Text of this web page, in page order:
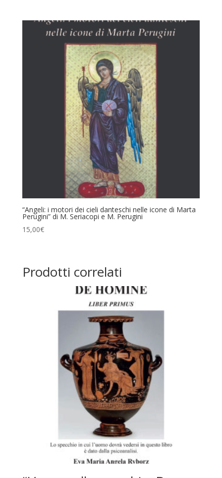
“Angeli: i motori dei cieli danteschi nelle icone di Marta
Perugini” di M. Seriacopi e M. Perugini
15,00€
Prodotti correlati